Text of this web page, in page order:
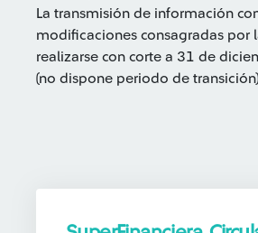
La transmisión de información
modificaciones consagradas por
realizarse con corte a 31 de
(no dispone periodo de